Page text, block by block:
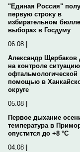
"Единая Россия"
первую строку в
избирательном
выборах в Госдуму
06.08 |
Александр Щербаков
на контроле
офтальмологической
помощью в
округе
05.08 |
Первое дыхание
температура в
опустится до +8 °C
04.08 |